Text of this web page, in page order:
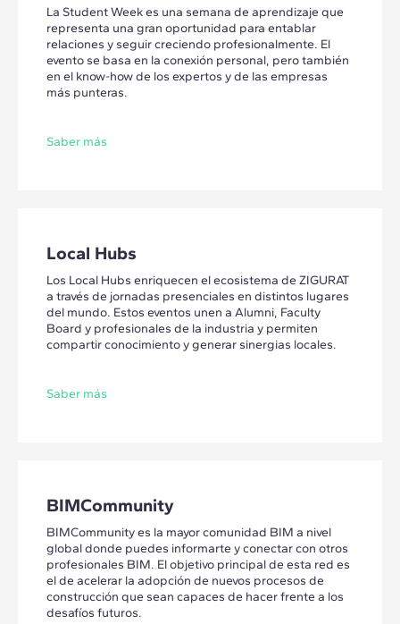
La Student Week es una semana de aprendizaje que
representa una gran oportunidad para entablar
relaciones y seguir creciendo profesionalmente. El
evento se basa en la conexión personal, pero también
en el know-how de los expertos y de las empresas
más punteras.
Saber más
Local Hubs
Los Local Hubs enriquecen el ecosistema de ZIGURAT
a través de jornadas presenciales en distintos lugares
del mundo. Estos eventos unen a Alumni, Faculty
Board y profesionales de la industria y permiten
compartir conocimiento y generar sinergias locales.
Saber más
BIMCommunity
BIMCommunity es la mayor comunidad BIM a nivel
global donde puedes informarte y conectar con otros
profesionales BIM. El objetivo principal de esta red es
el de acelerar la adopción de nuevos procesos de
construcción que sean capaces de hacer frente a los
desafíos futuros.